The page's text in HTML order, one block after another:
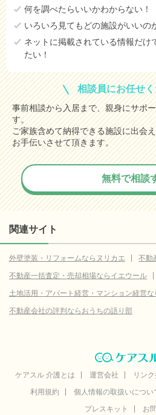
何を調べたらいいかわからない！
いろいろ見てもどの施設がいいの
ネットに掲載されている情報だけ
たい！
相談員にお任せ
事前相談から入居まで、親身にサポ
す。
ご家族含めて納得できる施設に出会
お手伝いさせて頂きます。
無料で相談
関連サイト
外壁塗装・リフォームならヌリカエ
不動
不動産一括査定・売却相場ならイエウール
土地活用・アパート経営・マンション経営な
不動産会社の評判ならおうちの語り部
ケアスル 介護とは 運営会社 リン
利用規約
個人情報の取扱いについ
プレスキット
お